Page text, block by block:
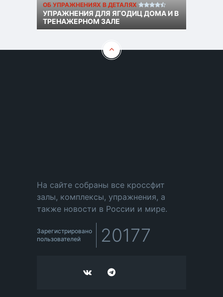
ОБ УПРАЖНЕНИЯХ В ДЕТАЛЯХ
УПРАЖНЕНИЯ ДЛЯ ЯГОДИЦ ДОМА И В
ТРЕНАЖЕРНОМ ЗАЛЕ
На сайте собраны все кроссфит
залы, комплексы, упражнения, а
также новости в России и мире.
Зарегистрировано
пользователей
20177